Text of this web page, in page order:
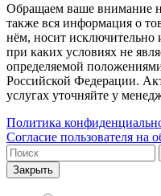
Обращаем ваше внимание
также вся информация о
нём, носит
при каких условиях не
определяемой
Российской Федерации.
услугах уточняйте у
Политика
Согласие пользователя на
Закрыть